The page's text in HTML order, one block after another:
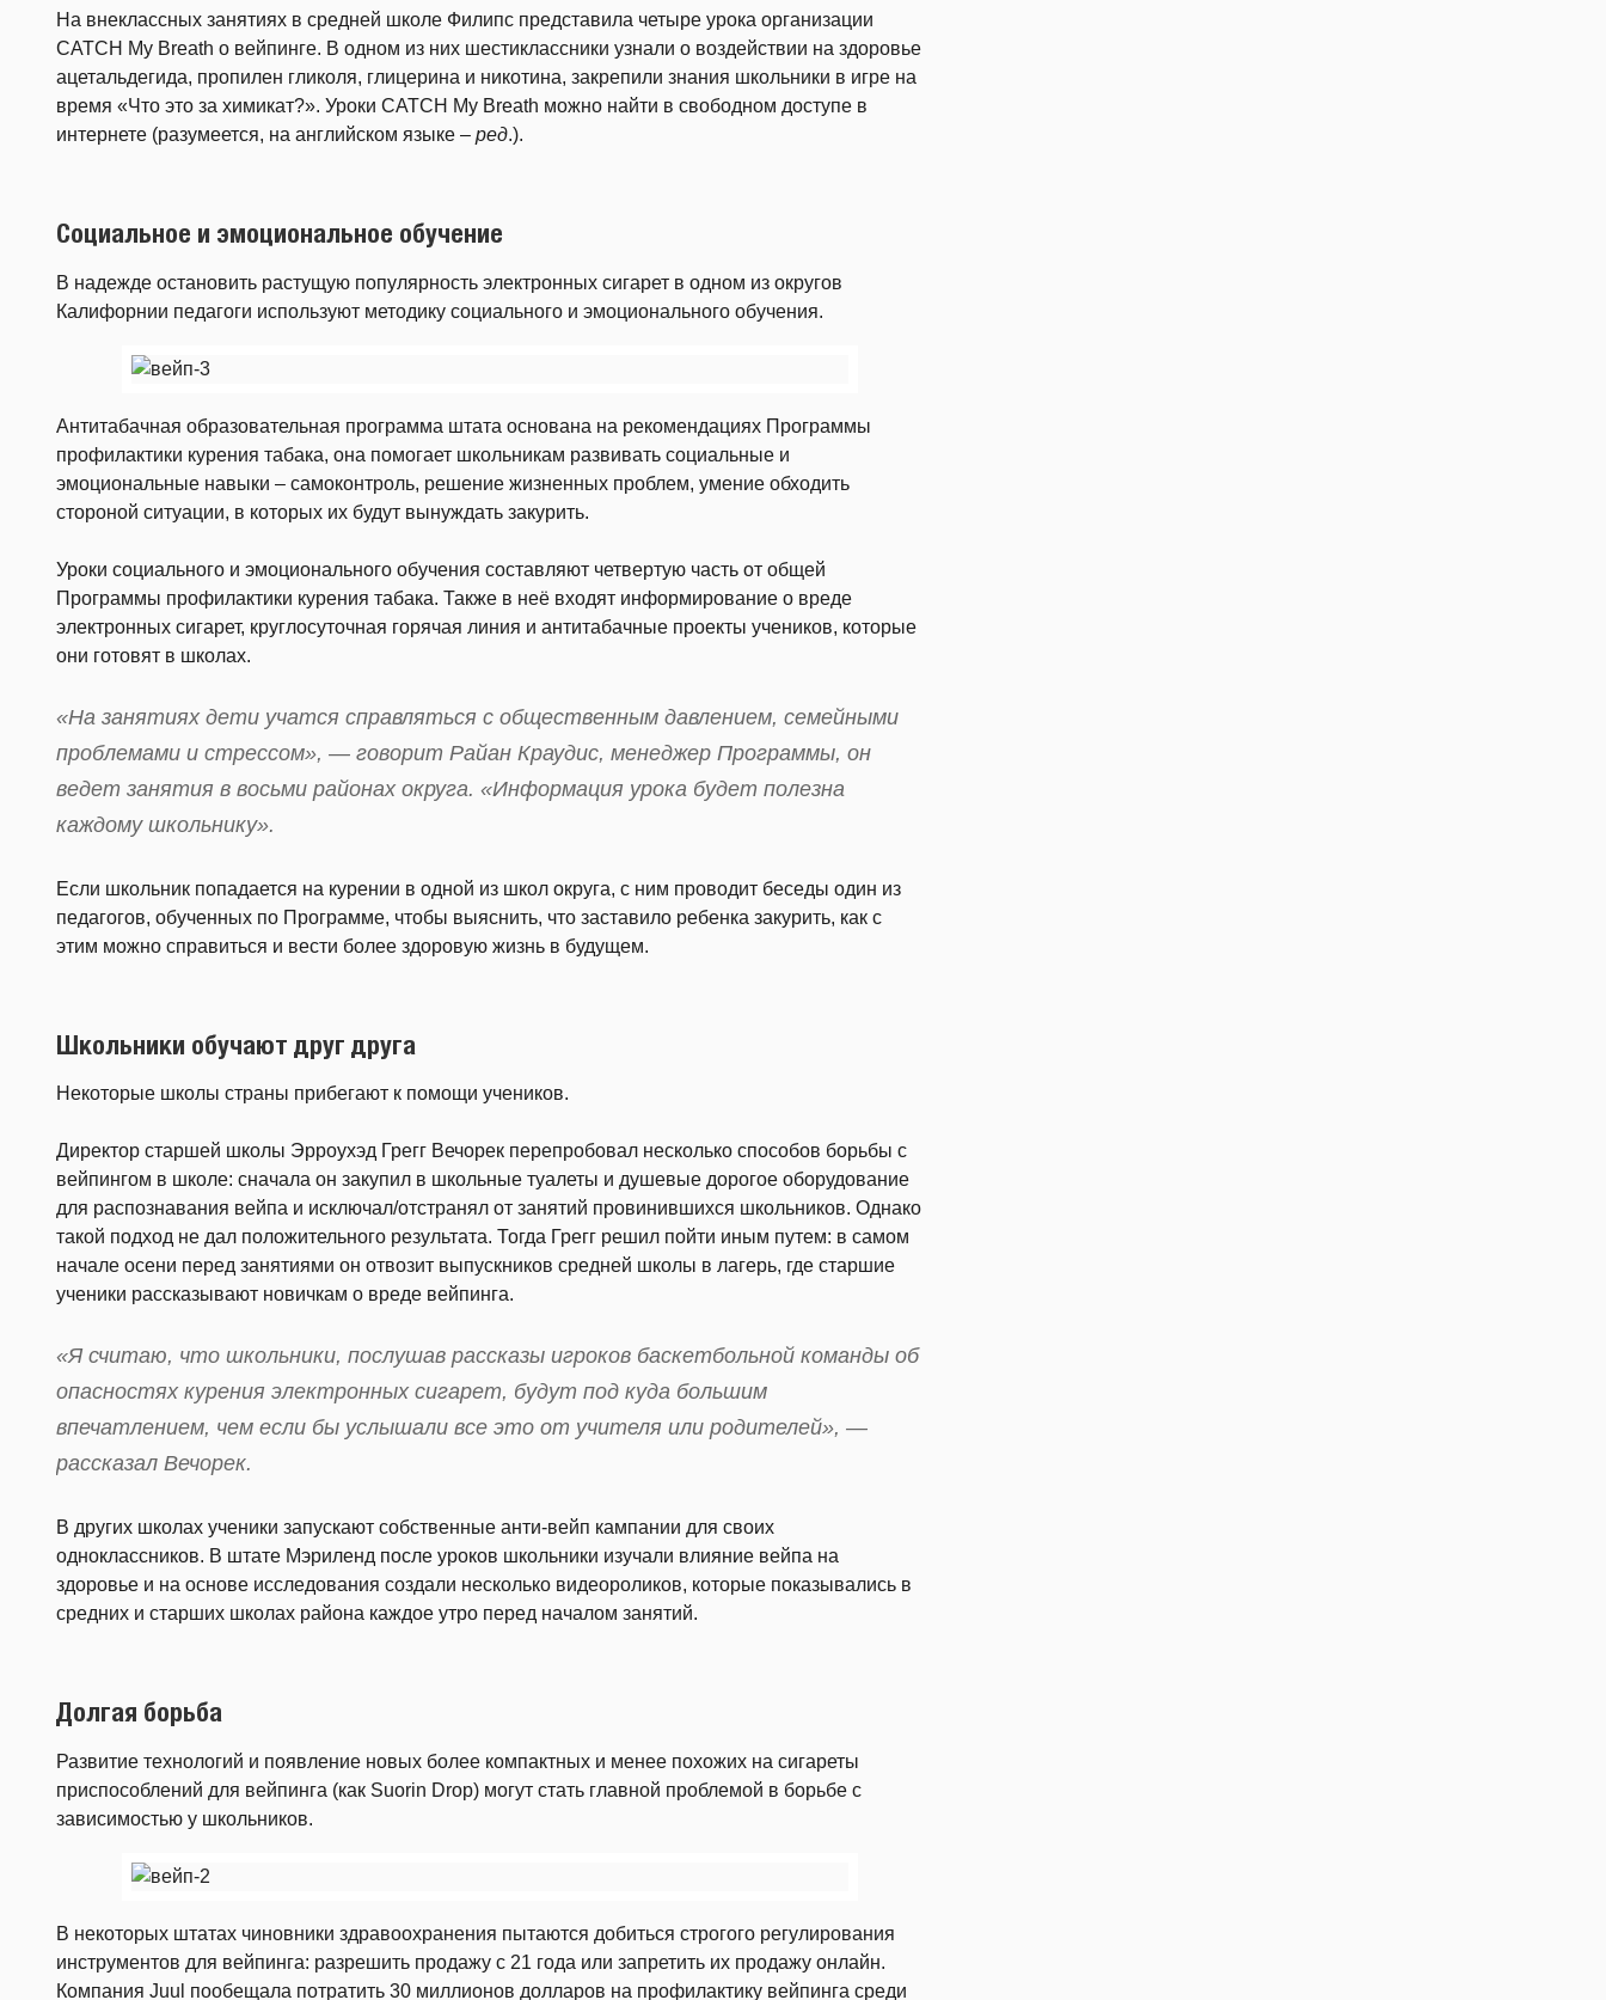
На внеклассных занятиях в средней школе Филипс представила четыре урока организации
CATCH My Breath о вейпинге. В одном из них шестиклассники узнали о воздействии на здоровье
ацетальдегида, пропилен гликоля, глицерина и никотина, закрепили знания школьники в игре на
время «Что это за химикат?». Уроки CATCH My Breath можно найти в свободном доступе в
интернете (разумеется, на английском языке – ред.).
Социальное и эмоциональное обучение
В надежде остановить растущую популярность электронных сигарет в одном из округов
Калифорнии педагоги используют методику социального и эмоционального обучения.
Антитабачная образовательная программа штата основана на рекомендациях Программы
профилактики курения табака, она помогает школьникам развивать социальные и
эмоциональные навыки – самоконтроль, решение жизненных проблем, умение обходить
стороной ситуации, в которых их будут вынуждать закурить.
Уроки социального и эмоционального обучения составляют четвертую часть от общей
Программы профилактики курения табака. Также в неё входят информирование о вреде
электронных сигарет, круглосуточная горячая линия и антитабачные проекты учеников, которые
они готовят в школах.
«На занятиях дети учатся справляться с общественным давлением, семейными
проблемами и стрессом», — говорит Райан Краудис, менеджер Программы, он
ведет занятия в восьми районах округа. «Информация урока будет полезна
каждому школьнику».
Если школьник попадается на курении в одной из школ округа, с ним проводит беседы один из
педагогов, обученных по Программе, чтобы выяснить, что заставило ребенка закурить, как с
этим можно справиться и вести более здоровую жизнь в будущем.
Школьники обучают друг друга
Некоторые школы страны прибегают к помощи учеников.
Директор старшей школы Эрроухэд Грегг Вечорек перепробовал несколько способов борьбы с
вейпингом в школе: сначала он закупил в школьные туалеты и душевые дорогое оборудование
для распознавания вейпа и исключал/отстранял от занятий провинившихся школьников. Однако
такой подход не дал положительного результата. Тогда Грегг решил пойти иным путем: в самом
начале осени перед занятиями он отвозит выпускников средней школы в лагерь, где старшие
ученики рассказывают новичкам о вреде вейпинга.
«Я считаю, что школьники, послушав рассказы игроков баскетбольной команды об
опасностях курения электронных сигарет, будут под куда большим
впечатлением, чем если бы услышали все это от учителя или родителей», —
рассказал Вечорек.
В других школах ученики запускают собственные анти-вейп кампании для своих
одноклассников. В штате Мэриленд после уроков школьники изучали влияние вейпа на
здоровье и на основе исследования создали несколько видеороликов, которые показывались в
средних и старших школах района каждое утро перед началом занятий.
Долгая борьба
Развитие технологий и появление новых более компактных и менее похожих на сигареты
приспособлений для вейпинга (как Suorin Drop) могут стать главной проблемой в борьбе с
зависимостью у школьников.
В некоторых штатах чиновники здравоохранения пытаются добиться строгого регулирования
инструментов для вейпинга: разрешить продажу с 21 года или запретить их продажу онлайн.
Компания Juul пообещала потратить 30 миллионов долларов на профилактику вейпинга среди